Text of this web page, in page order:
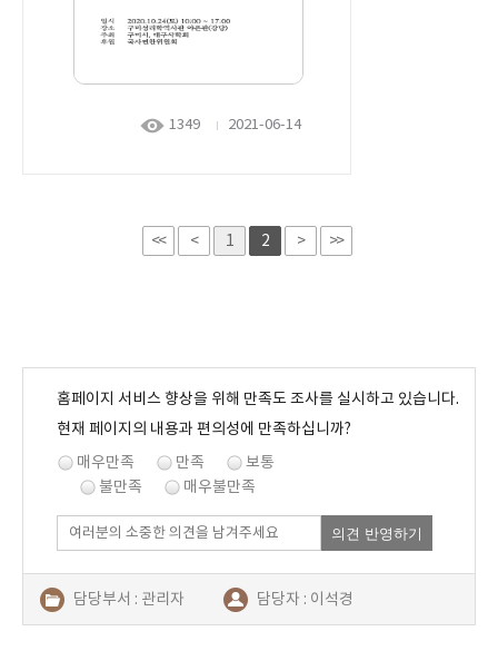
1349 2021-06-14
<< < 1 2 > >>
홈페이지 서비스 향상을 위해 만족도 조사를 실시하고 있습니다.
현재 페이지의 내용과 편의성에 만족하십니까?
매우만족
만족
보통
불만족
매우불만족
의견 반영하기
담당부서 : 관리자 담당자 : 이석경